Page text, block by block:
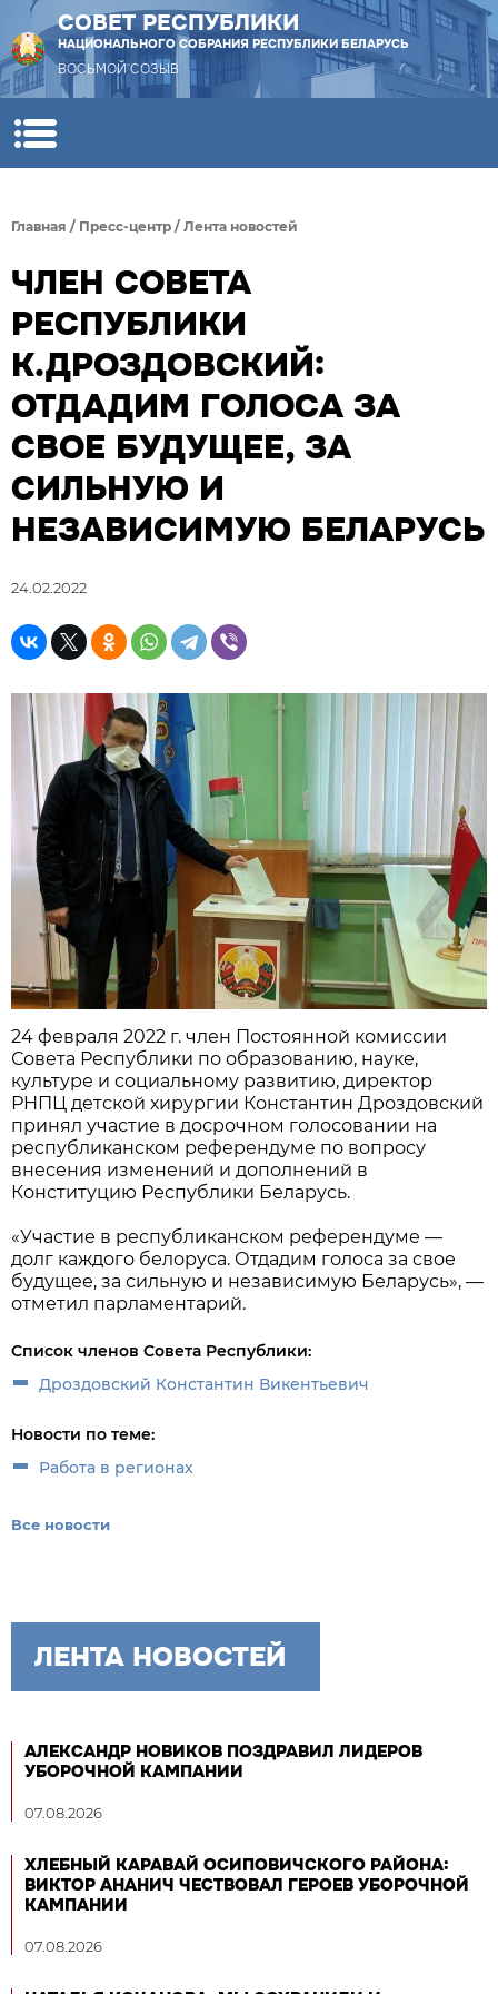
СОВЕТ РЕСПУБЛИКИ
НАЦИОНАЛЬНОГО СОБРАНИЯ РЕСПУБЛИКИ БЕЛАРУСЬ
ВОСЬМОЙ СОЗЫВ
Главная / Пресс-центр / Лента новостей
ЧЛЕН СОВЕТА
РЕСПУБЛИКИ
К.ДРОЗДОВСКИЙ:
ОТДАДИМ ГОЛОСА ЗА
СВОЕ БУДУЩЕЕ, ЗА
СИЛЬНУЮ И
НЕЗАВИСИМУЮ БЕЛАРУСЬ
24.02.2022
24 февраля 2022 г. член Постоянной комиссии
Совета Республики по образованию, науке,
культуре и социальному развитию, директор
РНПЦ детской хирургии Константин Дроздовский
принял участие в досрочном голосовании на
республиканском референдуме по вопросу
внесения изменений и дополнений в
Конституцию Республики Беларусь.
«Участие в республиканском референдуме —
долг каждого белоруса. Отдадим голоса за свое
будущее, за сильную и независимую Беларусь», —
отметил парламентарий.
Список членов Совета Республики:
Дроздовский Константин Викентьевич
Новости по теме:
Работа в регионах
Все новости
ЛЕНТА НОВОСТЕЙ
АЛЕКСАНДР НОВИКОВ ПОЗДРАВИЛ ЛИДЕРОВ
УБОРОЧНОЙ КАМПАНИИ
07.08.2026
ХЛЕБНЫЙ КАРАВАЙ ОСИПОВИЧСКОГО РАЙОНА:
ВИКТОР АНАНИЧ ЧЕСТВОВАЛ ГЕРОЕВ УБОРОЧНОЙ
КАМПАНИИ
07.08.2026